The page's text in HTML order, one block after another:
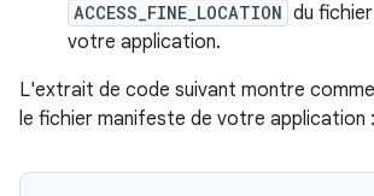
ACCESS_FINE_LOCATION du
votre application.
L'extrait de code suivant montre
le fichier manifeste de votre application :